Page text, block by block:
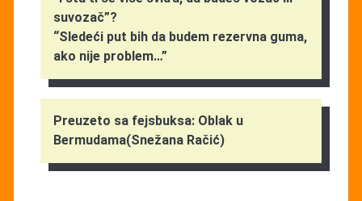
suvozač”?
“Sledeći put bih da budem rezervna guma,
ako nije problem…”
Preuzeto sa fejsbuksa: Oblak u
Bermudama(Snežana Račić)